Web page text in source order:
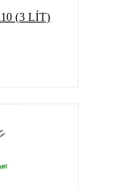
(3 LÍT)